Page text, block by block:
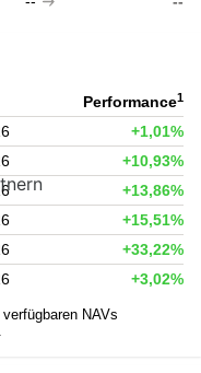
Performance1
+1,01%
+10,93%
+13,86%
+15,51%
+33,22%
+3,02%
NAVs